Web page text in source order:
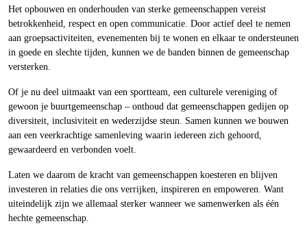
Het opbouwen en onderhouden van sterke gemeenschappen vereist
betrokkenheid, respect en open communicatie. Door actief deel te nemen
aan groepsactiviteiten, evenementen bij te wonen en elkaar te ondersteunen
in goede en slechte tijden, kunnen we de banden binnen de gemeenschap
versterken.
Of je nu deel uitmaakt van een sportteam, een culturele vereniging of
gewoon je buurtgemeenschap – onthoud dat gemeenschappen gedijen op
diversiteit, inclusiviteit en wederzijdse steun. Samen kunnen we bouwen
aan een veerkrachtige samenleving waarin iedereen zich gehoord,
gewaardeerd en verbonden voelt.
Laten we daarom de kracht van gemeenschappen koesteren en blijven
investeren in relaties die ons verrijken, inspireren en empoweren. Want
uiteindelijk zijn we allemaal sterker wanneer we samenwerken als één
hechte gemeenschap.